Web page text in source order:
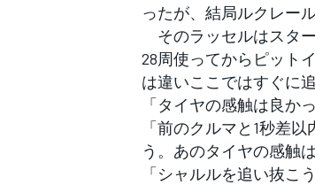
フォーミュラE
ったが、結局ルクレー
そのラッセルはスタ
28周使ってからピット
は違いここではすぐに
「タイヤの感触は良か
「前のクルマと1秒差
う。あのタイヤの感触
「シャルルを追い抜こ